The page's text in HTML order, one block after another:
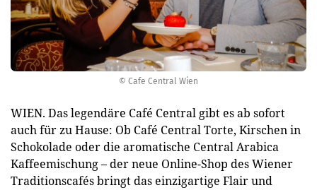
© Cafe Central Wien
WIEN. Das legendäre Café Central gibt es ab sofort
auch für zu Hause: Ob Café Central Torte, Kirschen in
Schokolade oder die aromatische Central Arabica
Kaffeemischung – der neue Online-Shop des Wiener
Traditionscafés bringt das einzigartige Flair und